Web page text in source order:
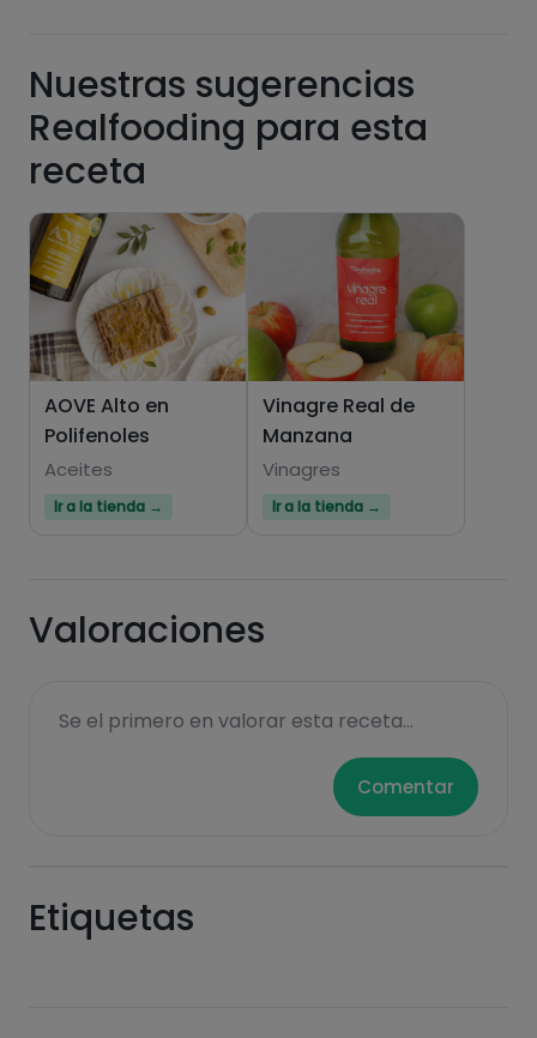
Hazte PLUS para ver la información nutricional
de las recetas, y desbloquear muchas más
Pásate al PLUS
Nuestras sugerencias
Realfooding para esta
receta
AOVE Alto en
Polifenoles
Aceites
Ir a la tienda →
Vinagre Real de
Manzana
Vinagres
Ir a la tienda →
Valoraciones
Se el primero en valorar esta receta...
Comentar
Etiquetas